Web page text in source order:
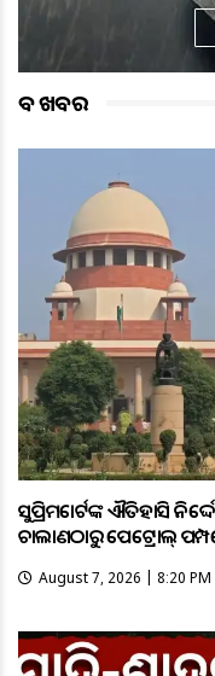
ବଡ ଖବର
ସୁପ୍ରିମକୋର୍ଟଙ୍କ ଐତିହାସିକ
ଚାଲାଣଠାରୁ ପେଟ୍ରୋଲ୍
August 7, 2026 | 8:20 PM